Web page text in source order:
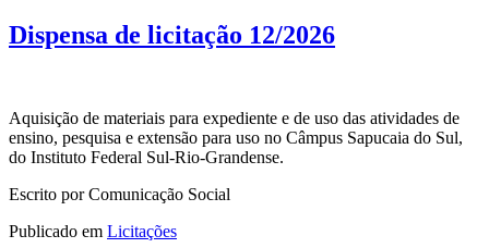
Dispensa de licitação 12/2026
Aquisição de materiais para expediente e de uso das atividades de
ensino, pesquisa e extensão para uso no Câmpus Sapucaia do Sul,
do Instituto Federal Sul-Rio-Grandense.
Escrito por Comunicação Social
Publicado em Licitações